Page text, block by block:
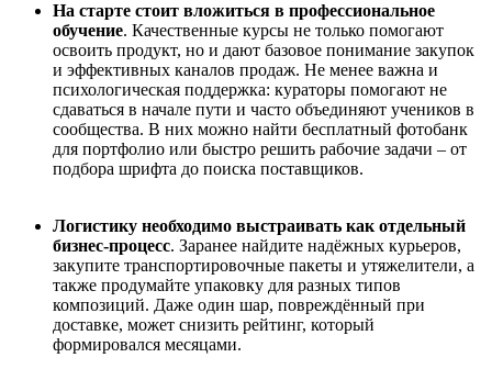
На старте стоит вложиться в профессиональное
обучение. Качественные курсы не только помогают
освоить продукт, но и дают базовое понимание закупок
и эффективных каналов продаж. Не менее важна и
психологическая поддержка: кураторы помогают не
сдаваться в начале пути и часто объединяют учеников в
сообщества. В них можно найти бесплатный фотобанк
для портфолио или быстро решить рабочие задачи – от
подбора шрифта до поиска поставщиков.
Логистику необходимо выстраивать как отдельный
бизнес-процесс. Заранее найдите надёжных курьеров,
закупите транспортировочные пакеты и утяжелители, а
также продумайте упаковку для разных типов
композиций. Даже один шар, повреждённый при
доставке, может снизить рейтинг, который
формировался месяцами.